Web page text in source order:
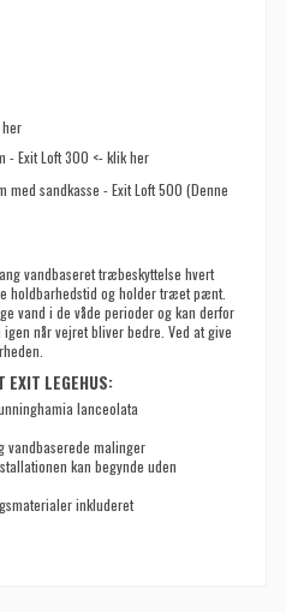
- Exit Loft 300 <- klik her
med sandkasse - Exit Loft 500 (Denne
vandbaseret træbeskyttelse hvert
holdbarhedstid og holder træet pænt.
vand i de våde perioder og kan derfor
når vejret bliver bedre. Ved at give
EXIT LEGEHUS:
lanceolata
vandbaserede malinger
kan begynde uden
inkluderet